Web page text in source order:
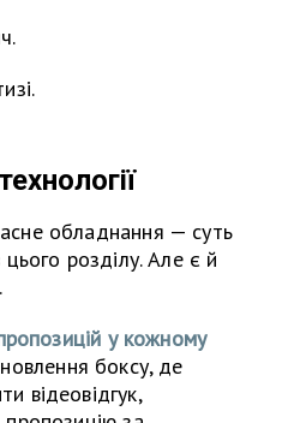
обладнання — суть
розділу. Але є й
у кожному
боксу, де
відеовідгук,